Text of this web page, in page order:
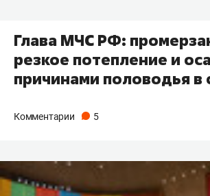
Глава МЧС РФ:
резкое потепление и
причинами половодья в
Комментарии 5